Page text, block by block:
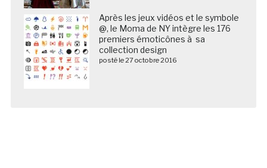
Après les jeux vidéos et le symbole
@, le Moma de NY intègre les 176
premiers émoticônes à sa
collection design
posté le 27 octobre 2016